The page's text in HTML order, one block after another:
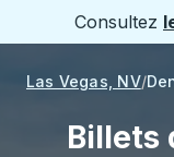
Consultez
Las Vegas, NV
Billets